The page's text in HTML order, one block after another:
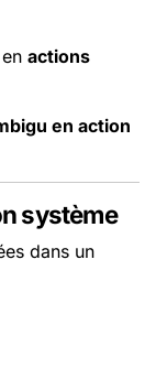
actions
en action
système
dans un